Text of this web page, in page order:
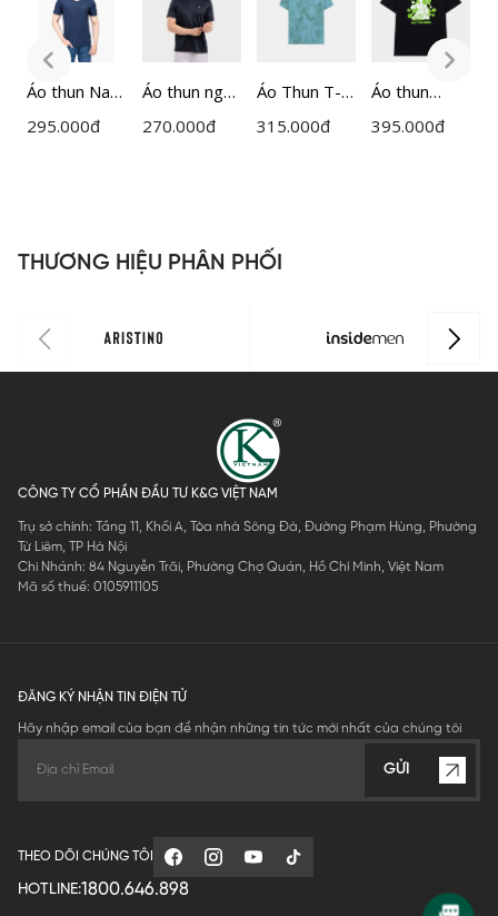
Áo thun Nam
Insidemen
295.000đ
Áo thun ngắn
tay nam
270.000đ
Áo Thun T-
shirt Nam
315.000đ
Áo thun
Unisex Nam
395.000đ
THƯƠNG HIỆU PHÂN PHỐI
CÔNG TY CỔ PHẦN ĐẦU TƯ K&G VIỆT NAM
Trụ sở chính: Tầng 11, Khối A, Tòa nhà Sông Đà, Đường Phạm Hùng, Phường
Từ Liêm, TP Hà Nội
Chi Nhánh: 84 Nguyễn Trãi, Phường Chợ Quán, Hồ Chí Minh, Việt Nam
Mã số thuế: 0105911105
ĐĂNG KÝ NHẬN TIN ĐIỆN TỬ
Hãy nhập email của bạn để nhận những tin tức mới nhất của chúng tôi
GỬI
THEO DÕI CHÚNG TÔI
HOTLINE:1800.646.898